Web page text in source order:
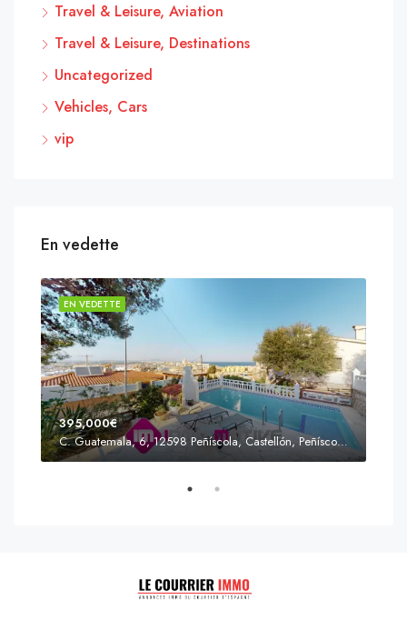
Travel & Leisure, Aviation
Travel & Leisure, Destinations
Uncategorized
Vehicles, Cars
vip
En vedette
EN VEDETTE
395,000€
C. Guatemala, 6, 12598 Peñíscola, Castellón, Peñíscola, Communauté valencienne